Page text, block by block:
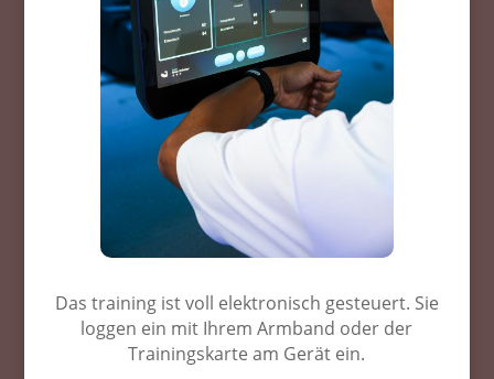
Das training ist voll elektronisch gesteuert. Sie
loggen ein mit Ihrem Armband oder der
Trainingskarte am Gerät ein.